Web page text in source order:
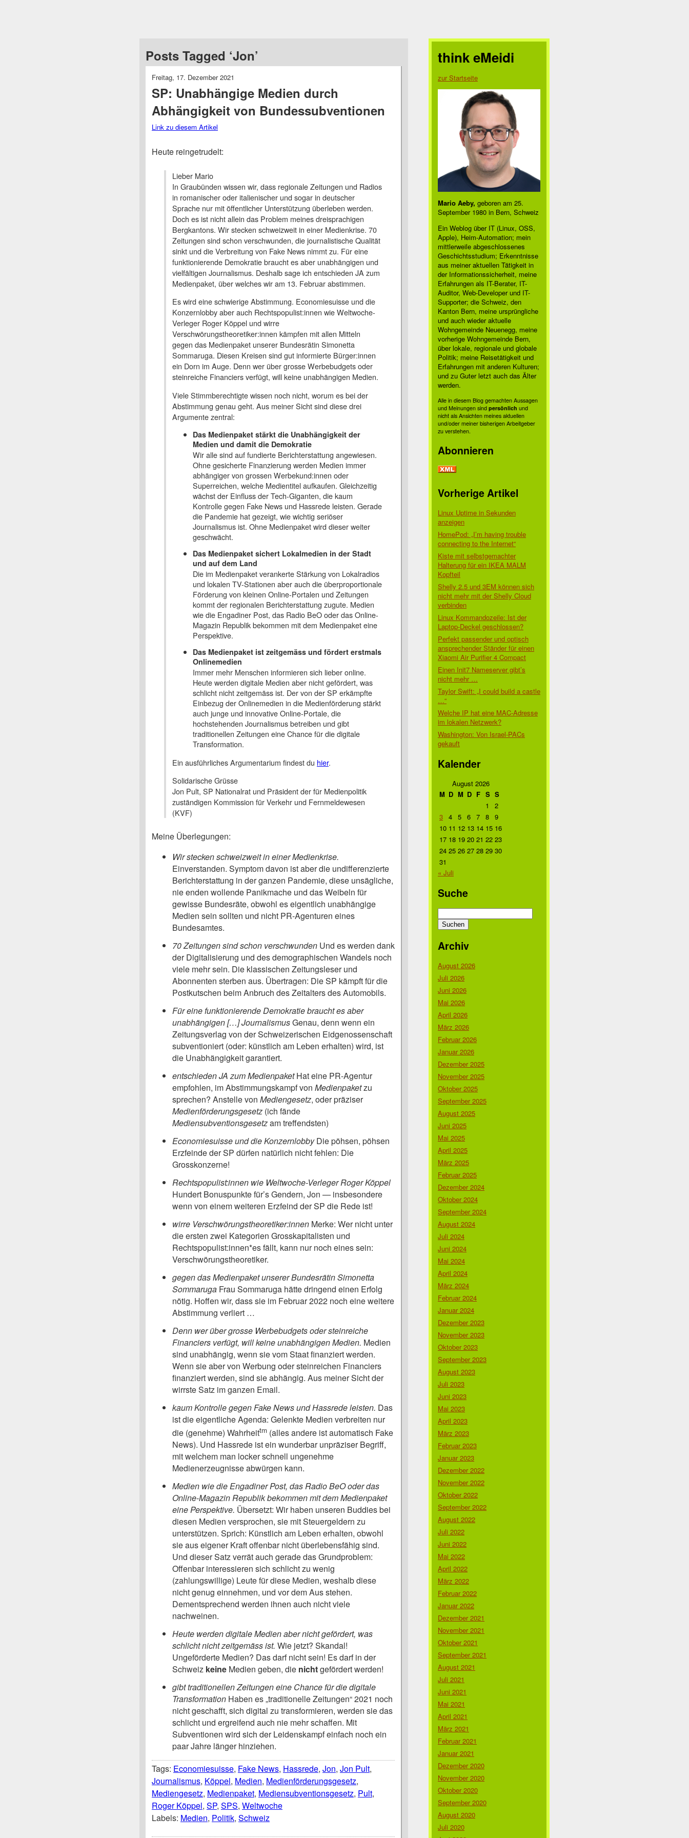
Posts Tagged ‘Jon’
Freitag, 17. Dezember 2021
SP: Unabhängige Medien durch
Abhängigkeit von Bundessubventionen
Link zu diesem Artikel
Heute reingetrudelt:
Lieber Mario
In Graubünden wissen wir, dass regionale Zeitungen und Radios
in romanischer oder italienischer und sogar in deutscher
Sprache nur mit öffentlicher Unterstützung überleben werden.
Doch es ist nicht allein das Problem meines dreisprachigen
Bergkantons. Wir stecken schweizweit in einer Medienkrise. 70
Zeitungen sind schon verschwunden, die journalistische Qualität
sinkt und die Verbreitung von Fake News nimmt zu. Für eine
funktionierende Demokratie braucht es aber unabhängigen und
vielfältigen Journalismus. Deshalb sage ich entschieden JA zum
Medienpaket, über welches wir am 13. Februar abstimmen.
Es wird eine schwierige Abstimmung. Economiesuisse und die
Konzernlobby aber auch Rechtspopulist:innen wie Weltwoche-
Verleger Roger Köppel und wirre
Verschwörungstheoretiker:innen kämpfen mit allen Mitteln
gegen das Medienpaket unserer Bundesrätin Simonetta
Sommaruga. Diesen Kreisen sind gut informierte Bürger:innen
ein Dorn im Auge. Denn wer über grosse Werbebudgets oder
steinreiche Financiers verfügt, will keine unabhängigen Medien.
Viele Stimmberechtigte wissen noch nicht, worum es bei der
Abstimmung genau geht. Aus meiner Sicht sind diese drei
Argumente zentral:
Das Medienpaket stärkt die Unabhängigkeit der
Medien und damit die Demokratie
Wir alle sind auf fundierte Berichterstattung angewiesen.
Ohne gesicherte Finanzierung werden Medien immer
abhängiger von grossen Werbekund:innen oder
Superreichen, welche Medientitel aufkaufen. Gleichzeitig
wächst der Einfluss der Tech-Giganten, die kaum
Kontrolle gegen Fake News und Hassrede leisten. Gerade
die Pandemie hat gezeigt, wie wichtig seriöser
Journalismus ist. Ohne Medienpaket wird dieser weiter
geschwächt.
Das Medienpaket sichert Lokalmedien in der Stadt
und auf dem Land
Die im Medienpaket verankerte Stärkung von Lokalradios
und lokalen TV-Stationen aber auch die überproportionale
Förderung von kleinen Online-Portalen und Zeitungen
kommt der regionalen Berichterstattung zugute. Medien
wie die Engadiner Post, das Radio BeO oder das Online-
Magazin Republik bekommen mit dem Medienpaket eine
Perspektive.
Das Medienpaket ist zeitgemäss und fördert erstmals
Onlinemedien
Immer mehr Menschen informieren sich lieber online.
Heute werden digitale Medien aber nicht gefördert, was
schlicht nicht zeitgemäss ist. Der von der SP erkämpfte
Einbezug der Onlinemedien in die Medienförderung stärkt
auch junge und innovative Online-Portale, die
hochstehenden Journalismus betreiben und gibt
traditionellen Zeitungen eine Chance für die digitale
Transformation.
Ein ausführliches Argumentarium findest du hier.
Solidarische Grüsse
Jon Pult, SP Nationalrat und Präsident der für Medienpolitik
zuständigen Kommission für Verkehr und Fernmeldewesen
(KVF)
Meine Überlegungen:
Wir stecken schweizweit in einer Medienkrise.
Einverstanden. Symptom davon ist aber die undifferenzierte
Berichterstattung in der ganzen Pandemie, diese unsägliche,
nie enden wollende Panikmache und das Weibeln für
gewisse Bundesräte, obwohl es eigentlich unabhängige
Medien sein sollten und nicht PR-Agenturen eines
Bundesamtes.
70 Zeitungen sind schon verschwunden Und es werden dank
der Digitalisierung und des demographischen Wandels noch
viele mehr sein. Die klassischen Zeitungsleser und
Abonnenten sterben aus. Übertragen: Die SP kämpft für die
Postkutschen beim Anbruch des Zeitalters des Automobils.
Für eine funktionierende Demokratie braucht es aber
unabhängigen […] JournalismusGenau, denn wenn ein
Zeitungsverlag von der Schweizerischen Eidgenossenschaft
subventioniert (oder: künstlich am Leben erhalten) wird, ist
die Unabhängigkeit garantiert.
entschieden JA zum MedienpaketHat eine PR-Agentur
empfohlen, im Abstimmungskampf von Medienpaketzu
sprechen? Anstelle von Mediengesetz, oder präziser
Medienförderungsgesetz (ich fände
Mediensubventionsgesetzam treffendsten)
Economiesuisse und die KonzernlobbyDie pöhsen, pöhsen
Erzfeinde der SP dürfen natürlich nicht fehlen: Die
Grosskonzerne!
Rechtspopulist:innen wie Weltwoche-Verleger Roger Köppel
Hundert Bonuspunkte für’s Gendern, Jon — insbesondere
wenn von einem weiteren Erzfeind der SP die Rede ist!
wirre Verschwörungstheoretiker:innen Merke: Wer nicht unter
die ersten zwei Kategorien Grosskapitalisten und
Rechtspopulist:innen*es fällt, kann nur noch eines sein:
Verschwörungstheoretiker.
gegen das Medienpaket unserer Bundesrätin Simonetta
Sommaruga Frau Sommaruga hätte dringend einen Erfolg
nötig. Hoffen wir, dass sie im Februar 2022 noch eine weitere
Abstimmung verliert …
Denn wer über grosse Werbebudgets oder steinreiche
Financiers verfügt, will keine unabhängigen Medien. Medien
sind unabhängig, wenn sie vom Staat finanziert werden.
Wenn sie aber von Werbung oder steinreichen Financiers
finanziert werden, sind sie abhängig. Aus meiner Sicht der
wirrste Satz im ganzen Email.
kaum Kontrolle gegen Fake News und Hassrede leisten. Das
ist die eigentliche Agenda: Gelenkte Medien verbreiten nur
die (genehme) Wahrheittm (alles andere ist automatisch Fake
News). Und Hassrede ist ein wunderbar unpräziser Begriff,
mit welchem man locker schnell ungenehme
Medienerzeugnisse abwürgen kann.
Medien wie die Engadiner Post, das Radio BeO oder das
Online-Magazin Republik bekommen mit dem Medienpaket
eine Perspektive. Übersetzt: Wir haben unseren Buddies bei
diesen Medien versprochen, sie mit Steuergeldern zu
unterstützen. Sprich: Künstlich am Leben erhalten, obwohl
sie aus eigener Kraft offenbar nicht überlebensfähig sind.
Und dieser Satz verrät auch gerade das Grundproblem:
Offenbar interessieren sich schlicht zu wenig
(zahlungswillige) Leute für diese Medien, weshalb diese
nicht genug einnehmen, und vor dem Aus stehen.
Dementsprechend werden ihnen auch nicht viele
nachweinen.
Heute werden digitale Medien aber nicht gefördert, was
schlicht nicht zeitgemäss ist. Wie jetzt? Skandal!
Ungeförderte Medien? Das darf nicht sein! Es darf in der
Schweiz keine Medien geben, die nichtgefördert werden!
gibt traditionellen Zeitungen eine Chance für die digitale
Transformation Haben es „traditionelle Zeitungen“ 2021 noch
nicht geschafft, sich digital zu transformieren, werden sie das
schlicht und ergreifend auch nie mehr schaffen. Mit
Subventionen wird sich der Leidenskampf einfach noch ein
paar Jahre länger hinziehen.
Tags: Economiesuisse, Fake News, Hassrede, Jon, Jon Pult,
Journalismus, Köppel, Medien, Medienförderungsgesetz,
Mediengesetz, Medienpaket, Mediensubventionsgesetz, Pult,
Roger Köppel, SP, SPS, Weltwoche
Labels: Medien, Politik, Schweiz
think eMeidi
zur Startseite
Mario Aeby, geboren am 25.
September 1980 in Bern, Schweiz
Ein Weblog über IT (Linux, OSS,
Apple), Heim-Automation; mein
mittlerweile abgeschlossenes
Geschichtsstudium; Erkenntnisse
aus meiner aktuellen Tätigkeit in
der Informationssicherheit, meine
Erfahrungen als IT-Berater, IT-
Auditor, Web-Developer und IT-
Supporter; die Schweiz, den
Kanton Bern, meine ursprüngliche
und auch wieder aktuelle
Wohngemeinde Neuenegg, meine
vorherige Wohngemeinde Bern,
über lokale, regionale und globale
Politik; meine Reisetätigkeit und
Erfahrungen mit anderen Kulturen;
und zu Guter letzt auch das Älter
werden.
Alle in diesem Blog gemachten Aussagen
und Meinungen sind persönlich und
nicht als Ansichten meines aktuellen
und/oder meiner bisherigen Arbeitgeber
zu verstehen.
Abonnieren
Vorherige Artikel
Linux Uptime in Sekunden
anzeigen
HomePod: „I’m having trouble
connecting to the Internet“
Kiste mit selbstgemachter
Halterung für ein IKEA MALM
Kopfteil
Shelly 2.5 und 3EM können sich
nicht mehr mit der Shelly Cloud
verbinden
Linux Kommandozeile: Ist der
Laptop-Deckel geschlossen?
Perfekt passender und optisch
ansprechender Ständer für einen
Xiaomi Air Purifier 4 Compact
Einen Init7 Nameserver gibt’s
nicht mehr …
Taylor Swift: „I could build a castle
…“
Welche IP hat eine MAC-Adresse
im lokalen Netzwerk?
Washington: Von Israel-PACs
gekauft
Kalender
August 2026
M D M D F S S
1
2
3 4 5 6 7 8 9
10 11 12 13 14 15 16
17 18 19 20 21 22 23
24 25 26 27 28 29 30
31
« Juli
Suche
nach:
Archiv
August 2026
Juli 2026
Juni 2026
Mai 2026
April 2026
März 2026
Februar 2026
Januar 2026
Dezember 2025
November 2025
Oktober 2025
September 2025
August 2025
Juni 2025
Mai 2025
April 2025
März 2025
Februar 2025
Dezember 2024
Oktober 2024
September 2024
August 2024
Juli 2024
Juni 2024
Mai 2024
April 2024
März 2024
Februar 2024
Januar 2024
Dezember 2023
November 2023
Oktober 2023
September 2023
August 2023
Juli 2023
Juni 2023
Mai 2023
April 2023
März 2023
Februar 2023
Januar 2023
Dezember 2022
November 2022
Oktober 2022
September 2022
August 2022
Juli 2022
Juni 2022
Mai 2022
April 2022
März 2022
Februar 2022
Januar 2022
Dezember 2021
November 2021
Oktober 2021
September 2021
August 2021
Juli 2021
Juni 2021
Mai 2021
April 2021
März 2021
Februar 2021
Januar 2021
Dezember 2020
November 2020
Oktober 2020
September 2020
August 2020
Juli 2020